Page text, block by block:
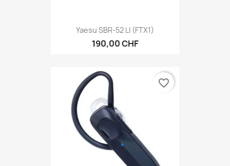
Yaesu SBR-52 LI (FTX1)
190,00 CHF
favorite_border